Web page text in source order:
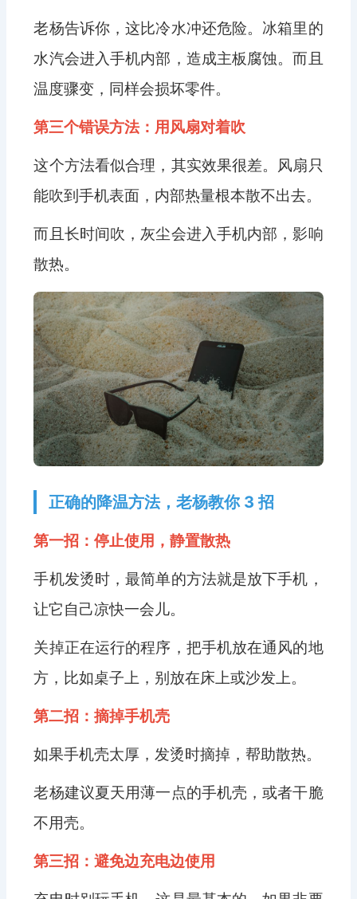
老杨告诉你，这比冷水冲还危险。冰箱里的
水汽会进入手机内部，造成主板腐蚀。而且
温度骤变，同样会损坏零件。
第三个错误方法：用风扇对着吹
这个方法看似合理，其实效果很差。风扇只
能吹到手机表面，内部热量根本散不出去。
而且长时间吹，灰尘会进入手机内部，影响
散热。
正确的降温方法，老杨教你 3 招
第一招：停止使用，静置散热
手机发烫时，最简单的方法就是放下手机，
让它自己凉快一会儿。
关掉正在运行的程序，把手机放在通风的地
方，比如桌子上，别放在床上或沙发上。
第二招：摘掉手机壳
如果手机壳太厚，发烫时摘掉，帮助散热。
老杨建议夏天用薄一点的手机壳，或者干脆
不用壳。
第三招：避免边充电边使用